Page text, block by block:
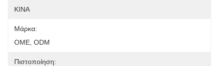
ΚΙΝΑ
Μάρκα:
OME, ODM
Πιστοποίηση: